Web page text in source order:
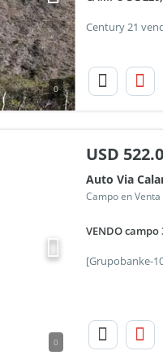
0
0
USD
Auto Via
Campo en
VENDO campo